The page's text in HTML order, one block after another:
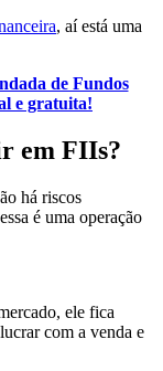
, aí está uma
de Fundos
e gratuita!
em FIIs?
há riscos
é uma operação
ele fica
com a venda e